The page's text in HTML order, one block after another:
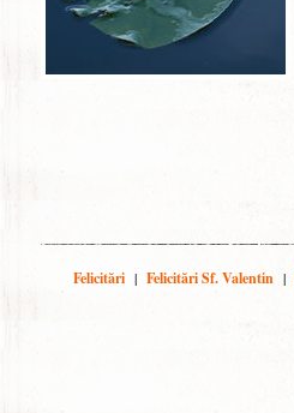
Felicitări | Felicitări Sf. Valentin |